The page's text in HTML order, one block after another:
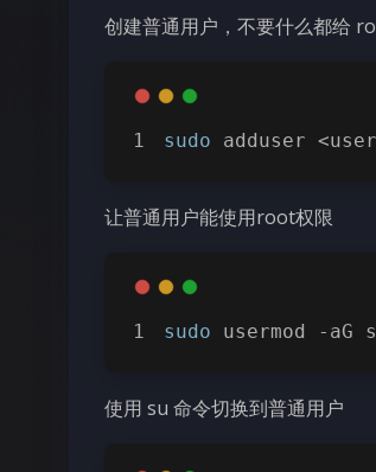
创建普通用户，不要什么都给
sudo adduser
让普通用户能使用root权限
sudo usermod -aG
使用 su 命令切换到普通用户